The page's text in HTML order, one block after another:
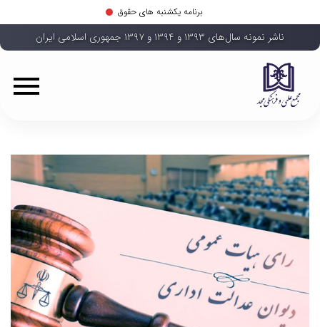
برنامه یکشنبه های حقوق
ناشر نمونه سال‌های ۱۳۹۳ و ۱۳۹۴ و ۱۳۹۷ جمهوری اسلامی ایران